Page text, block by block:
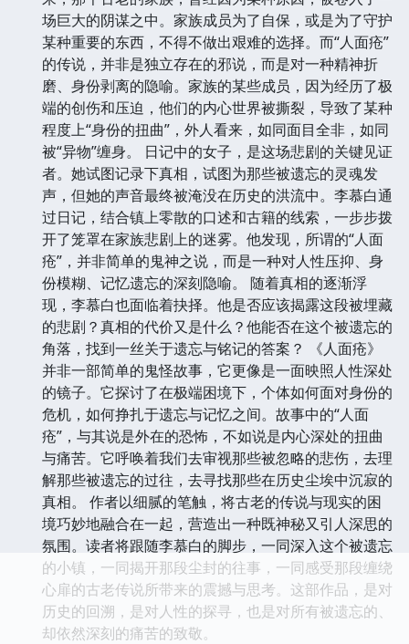
场巨大的阴谋之中。家族成员为了自保，或是为了守护
某种重要的东西，不得不做出艰难的选择。而“人面疮”
的传说，并非是独立存在的邪说，而是对一种精神折
磨、身份剥离的隐喻。家族的某些成员，因为经历了极
端的创伤和压迫，他们的内心世界被撕裂，导致了某种
程度上“身份的扭曲”，外人看来，如同面目全非，如同
被“异物”缠身。 日记中的女子，是这场悲剧的关键见证
者。她试图记录下真相，试图为那些被遗忘的灵魂发
声，但她的声音最终被淹没在历史的洪流中。李慕白通
过日记，结合镇上零散的口述和古籍的线索，一步步拨
开了笼罩在家族悲剧上的迷雾。他发现，所谓的“人面
疮”，并非简单的鬼神之说，而是一种对人性压抑、身
份模糊、记忆遗忘的深刻隐喻。 随着真相的逐渐浮
现，李慕白也面临着抉择。他是否应该揭露这段被埋藏
的悲剧？真相的代价又是什么？他能否在这个被遗忘的
角落，找到一丝关于遗忘与铭记的答案？ 《人面疮》
并非一部简单的鬼怪故事，它更像是一面映照人性深处
的镜子。它探讨了在极端困境下，个体如何面对身份的
危机，如何挣扎于遗忘与记忆之间。故事中的“人面
疮”，与其说是外在的恐怖，不如说是内心深处的扭曲
与痛苦。它呼唤着我们去审视那些被忽略的悲伤，去理
解那些被遗忘的过往，去寻找那些在历史尘埃中沉寂的
真相。 作者以细腻的笔触，将古老的传说与现实的困
境巧妙地融合在一起，营造出一种既神秘又引人深思的
氛围。读者将跟随李慕白的脚步，一同深入这个被遗忘
的小镇，一同揭开那段尘封的往事，一同感受那段缠绕
心扉的古老传说所带来的震撼与思考。这部作品，是对
历史的回溯，是对人性的探寻，也是对所有被遗忘的、
却依然深刻的痛苦的致敬。